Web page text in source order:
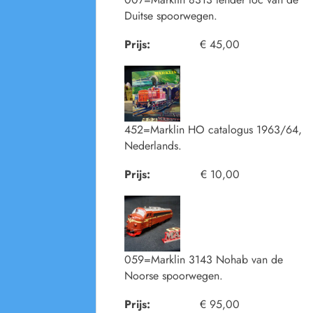
Duitse spoorwegen.
Prijs:
€ 45,00
452=Marklin HO catalogus 1963/64,
Nederlands.
Prijs:
€ 10,00
059=Marklin 3143 Nohab van de
Noorse spoorwegen.
Prijs:
€ 95,00